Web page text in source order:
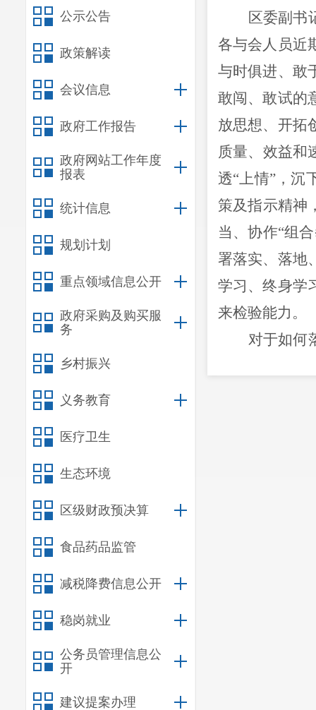
公示公告
政策解读
会议信息
政府工作报告
政府网站工作年度
报表
统计信息
规划计划
重点领域信息公开
政府采购及购买服
务
乡村振兴
义务教育
医疗卫生
生态环境
区级财政预决算
食品药品监管
减税降费信息公开
稳岗就业
公务员管理信息公
开
建议提案办理
区委副书
各与会人员近
与时俱进、敢
敢闯、敢试的
放思想、开拓
质量、效益和
透“上情”，沉
策及指示精神
当、协作“组
署落实、落地
学习、终身学
来检验能力。
对于如何